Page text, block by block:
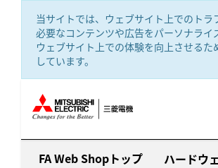
当サイトでは、ウェブサイト上でのトラ
必要なコンテンツや広告をパーソナライ
ウェブサイト上での体験を向上させるた
しています。
FA Web Shopトップ ハードウ